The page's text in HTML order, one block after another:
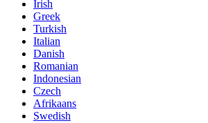
Irish
Greek
Turkish
Italian
Danish
Romanian
Indonesian
Czech
Afrikaans
Swedish